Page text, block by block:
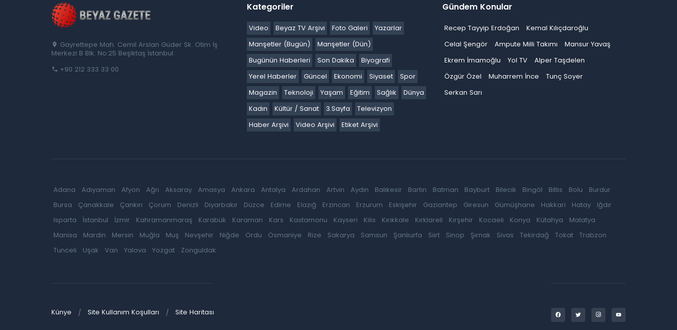
Gayrettepe Mah. Cemil Arslan Güder Sk. Otim İş
Merkezi B Blk. No:25 Beşiktaş İstanbul
+90 212 333 33 00
Kategoriler
Video Beyaz TV Arşivi Foto Galeri
Yazarlar
Manşetler (Bugün)
Manşetler (Dün)
Bugünün Haberleri
Son Dakika
Biyografi
Yerel Haberler
Güncel Ekonomi Siyaset
Spor
Magazin
Teknoloji Yaşam Eğitim Sağlık
Dünya
Kadın
Kültür / Sanat 3.Sayfa
Televizyon
Haber Arşivi
Video Arşivi Etiket Arşivi
Gündem Konular
Recep Tayyip Erdoğan
Kemal Kılıçdaroğlu
Celal Şengör
Ampute Milli Takımı
Mansur Yavaş
Ekrem İmamoğlu
Yol TV
Alper Taşdelen
Özgür Özel
Muharrem İnce
Tunç Soyer
Serkan Sarı
Adana Adıyaman Afyon Ağrı Aksaray Amasya Ankara Antalya Ardahan Artvin Aydın Balıkesir Bartın Batman Bayburt Bilecik Bingöl Bitlis Bolu
Burdur
Bursa
Çanakkale Çankırı Çorum Denizli Diyarbakır Düzce Edirne Elazığ Erzincan Erzurum Eskişehir Gaziantep Giresun Gümüşhane Hakkari Hatay
Iğdır
Isparta
İstanbul İzmir Kahramanmaraş Karabük Karaman Kars Kastamonu Kayseri Kilis Kırıkkale Kırklareli Kırşehir Kocaeli Konya Kütahya
Malatya
Manisa
Mardin Mersin Muğla Muş Nevşehir Niğde Ordu Osmaniye Rize Sakarya Samsun Şanlıurfa Siirt Sinop Şırnak Sivas Tekirdağ Tokat
Trabzon
Tunceli
Uşak Van Yalova Yozgat Zonguldak
Künye Site Kullanım Koşulları Site Haritası